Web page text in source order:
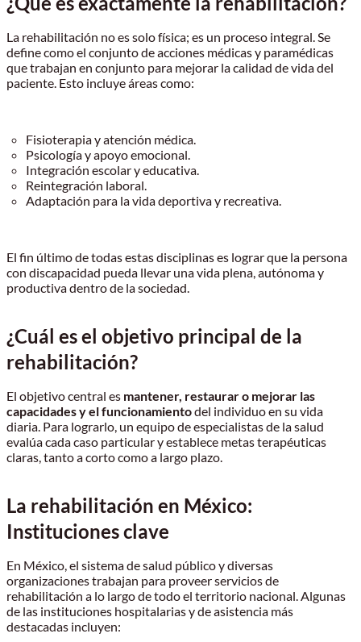
La rehabilitación no es solo física; es un proceso integral. Se
define como el conjunto de acciones médicas y paramédicas
que trabajan en conjunto para mejorar la calidad de vida del
paciente. Esto incluye áreas como:
Fisioterapia y atención médica.
Psicología y apoyo emocional.
Integración escolar y educativa.
Reintegración laboral.
Adaptación para la vida deportiva y recreativa.
El fin último de todas estas disciplinas es lograr que la persona
con discapacidad pueda llevar una vida plena, autónoma y
productiva dentro de la sociedad.
¿Cuál es el objetivo principal de la
rehabilitación?
El objetivo central es mantener, restaurar o mejorar las
capacidades y el funcionamientodel individuo en su vida
diaria. Para lograrlo, un equipo de especialistas de la salud
evalúa cada caso particular y establece metas terapéuticas
claras, tanto a corto como a largo plazo.
La rehabilitación en México:
Instituciones clave
En México, el sistema de salud público y diversas
organizaciones trabajan para proveer servicios de
rehabilitación a lo largo de todo el territorio nacional. Algunas
de las instituciones hospitalarias y de asistencia más
destacadas incluyen: